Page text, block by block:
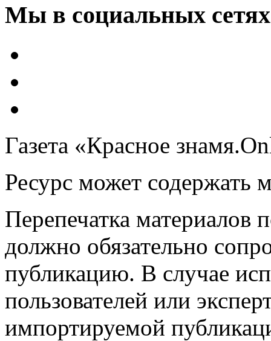
Мы в социальных сетях
Газета «Красное
Ресурс может содержать
Перепечатка материалов
должно обязательно
публикацию. В случае
пользователей или
импортируемой